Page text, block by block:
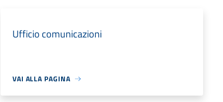
Ufficio comunicazioni
VAI ALLA PAGINA